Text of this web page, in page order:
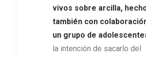
vivos sobre arcilla,
también con
un grupo de
la intención de sacarlo del